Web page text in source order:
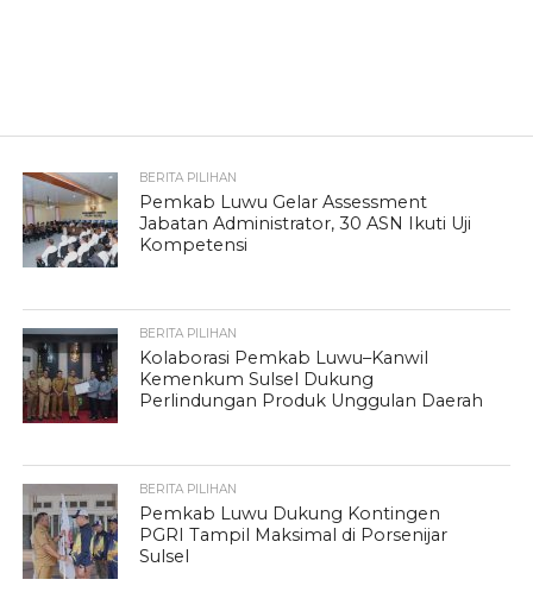
BERITA PILIHAN
Pemkab Luwu Gelar Assessment
Jabatan Administrator, 30 ASN Ikuti Uji
Kompetensi
BERITA PILIHAN
Kolaborasi Pemkab Luwu–Kanwil
Kemenkum Sulsel Dukung
Perlindungan Produk Unggulan Daerah
BERITA PILIHAN
Pemkab Luwu Dukung Kontingen
PGRI Tampil Maksimal di Porsenijar
Sulsel